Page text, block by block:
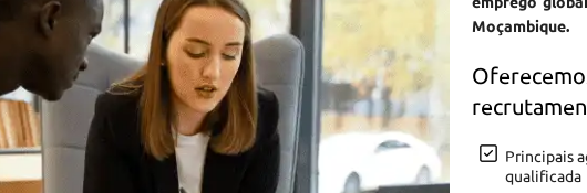
Moçambique.
Principais
qualificada